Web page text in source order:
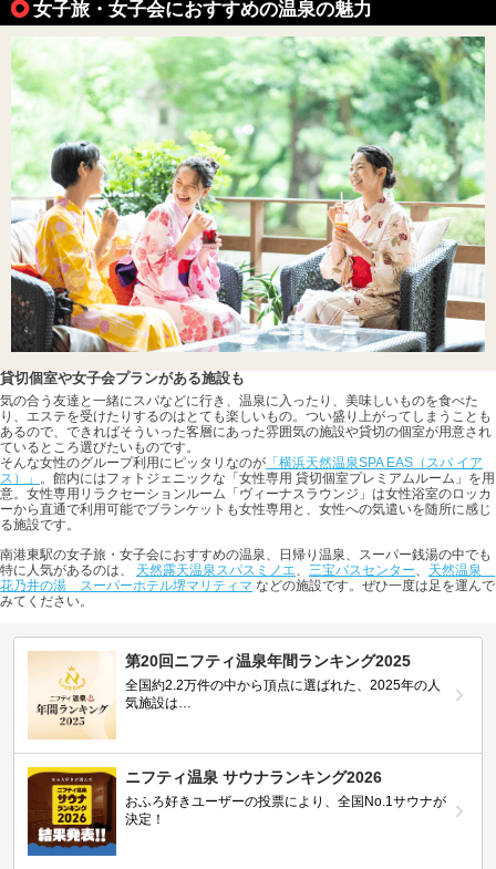
女子旅・女子会におすすめの温泉の魅力
貸切個室や女子会プランがある施設も
気の合う友達と一緒にスパなどに行き、温泉に入ったり、美味しいものを食べた
り、エステを受けたりするのはとても楽しいもの。つい盛り上がってしまうことも
あるので、できればそういった客層にあった雰囲気の施設や貸切の個室が用意され
ているところ選びたいものです。
そんな女性のグループ利用にピッタリなのが 「横浜天然温泉SPA EAS（スパ イア
ス）」 。館内にはフォトジェニックな「女性専用 貸切個室プレミアムルーム」を用
意。女性専用リラクセーションルーム「ヴィーナスラウンジ」は女性浴室のロッカ
ーから直通で利用可能でブランケットも女性専用と、女性への気遣いを随所に感じ
る施設です。
南港東駅の女子旅・女子会におすすめの温泉、日帰り温泉、スーパー銭湯の中でも
特に人気があるのは、 天然露天温泉スパスミノエ、 三宝バスセンター、 天然温泉
花乃井の湯 スーパーホテル堺マリティマ などの施設です。ぜひ一度は足を運んで
みてください。
第20回ニフティ温泉年間ランキング2025
全国約2.2万件の中から頂点に選ばれた、2025年の人
気施設は…
ニフティ温泉 サウナランキング2026
おふろ好きユーザーの投票により、全国No.1サウナが
決定！